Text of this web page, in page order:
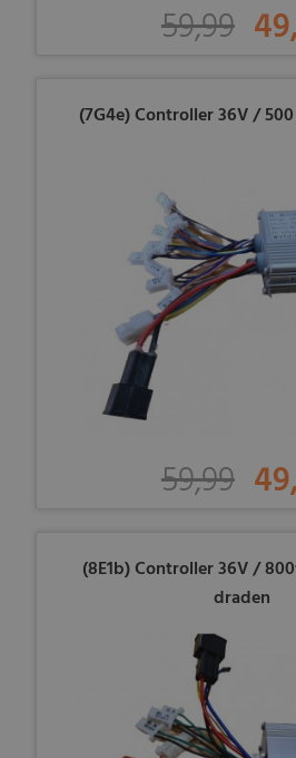
59,99
(7G4e) Controller 36V /
59,99
(8E1b) Controller 36V /
draden